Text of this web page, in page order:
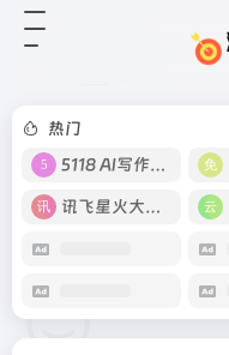
热门
5118 AI写作工具
讯飞星火大模型